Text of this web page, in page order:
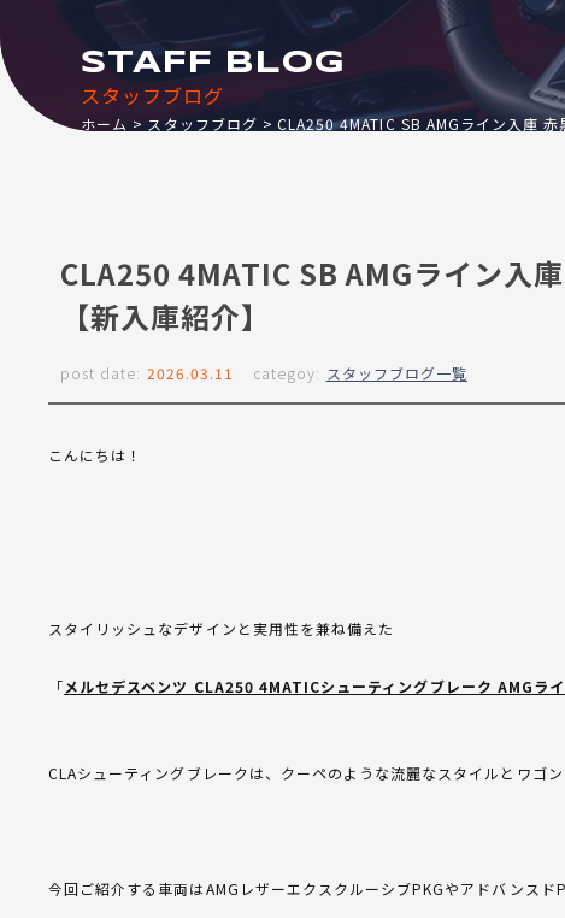
スタッフブログ
STAFF BLOG
ホーム スタッフブログ CLA250 4MATIC SB AMGライン入庫
CLA250 4MATIC SB AMGライン入
【新入庫紹介】
post date: 2026.03.11 categoy: スタッフブログ一覧
こんにちは！
スタイリッシュなデザインと実用性を兼ね備えた
「メルセデスベンツ CLA250 4MATICシューティングブレーク AMGラ
CLAシューティングブレークは、クーペのような流麗なスタイルとワゴ
今回ご紹介する車両はAMGレザーエクスクルーシブPKGやアドバンスド